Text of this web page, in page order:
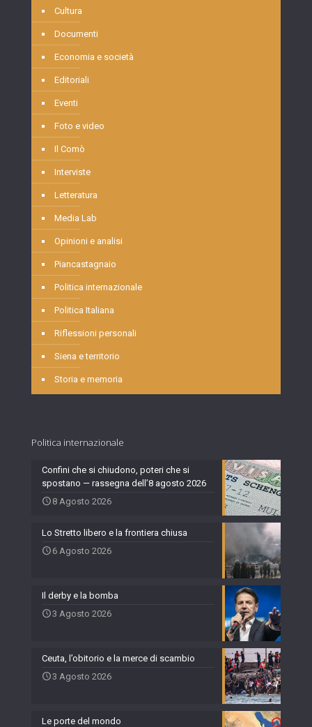
Cultura
Documenti
Economia e società
Editoriali
Eventi
Foto e video
Il Comò
Interviste
Letteratura
Media Lab
Opinioni e analisi
Piancastagnaio
Politica internazionale
Politica Italiana
Riflessioni personali
Siena e territorio
Storia e memoria
Politica internazionale
Confini che si chiudono, poteri che si
spostano — rassegna dell’8 agosto 2026
8 Agosto 2026
Lo Stretto libero e la frontiera chiusa
6 Agosto 2026
Il derby e la bomba
3 Agosto 2026
Ceuta, l’obitorio e la merce di scambio
3 Agosto 2026
Le porte del mondo